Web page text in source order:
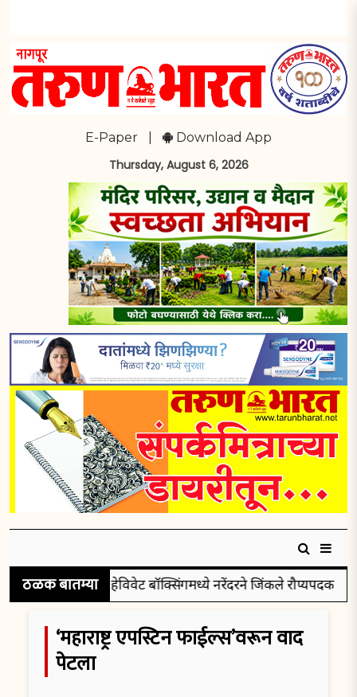
E-Paper Download App
Thursday, August 6, 2026
ठळक बातम्यासुपर हेविवेट बॉक्सिंगमध्ये नरेंदरने जिंकले रौप्यपदक
‘महाराष्ट्र एपस्टिन फाईल्स’वरून वाद
पेटला